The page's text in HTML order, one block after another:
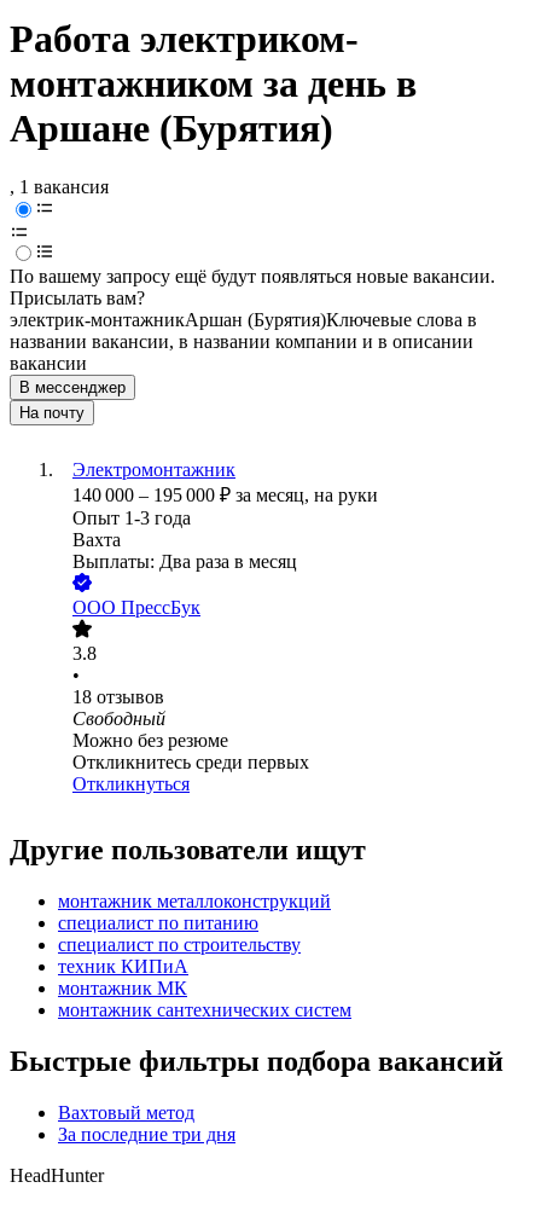
Работа электриком-
монтажником за день в
Аршане (Бурятия)
, 1 вакансия
По вашему запросу ещё будут появляться новые вакансии.
Присылать вам?
электрик-монтажникАршан (Бурятия)Ключевые слова в
названии вакансии, в названии компании и в описании
вакансии
В мессенджер
На почту
Электромонтажник
140 000 – 195 000 ₽ за месяц, на руки
Опыт 1-3 года
Вахта
Выплаты: Два раза в месяц
ООО ПрессБук
3.8
•
18 отзывов
Свободный
Можно без резюме
Откликнитесь среди первых
Откликнуться
Другие пользователи ищут
монтажник металлоконструкций
специалист по питанию
специалист по строительству
техник КИПиА
монтажник МК
монтажник сантехнических систем
Быстрые фильтры подбора вакансий
Вахтовый метод
За последние три дня
HeadHunter